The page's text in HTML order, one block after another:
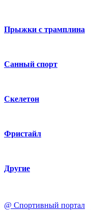
Прыжки с трамплина
Санный спорт
Скелетон
Фристайл
Другие
@ Спортивный портал